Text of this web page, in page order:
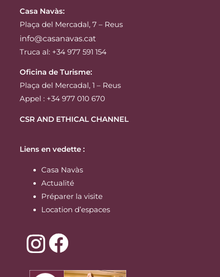
Casa Navàs:
Plaça del Mercadal, 7 – Reus
info@casanavas.cat
Truca al: +34 977 591 154
Oficina de Turisme:
Plaça del Mercadal, 1 – Reus
Appel : +34 977 010 670
CSR AND ETHICAL CHANNEL
Liens en vedette :
Casa Navàs
Actualité
Préparer la visite
Location d’espaces